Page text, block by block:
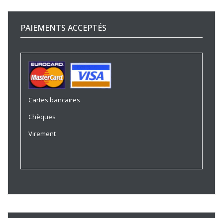
PAIEMENTS ACCEPTÉS
Cartes bancaires
Chèques
Virement